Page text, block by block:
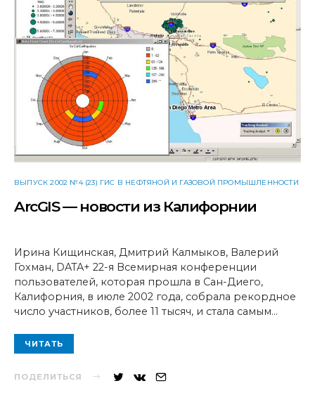
ВЫПУСК 2002 №4 (23) ГИС В НЕФТЯНОЙ И ГАЗОВОЙ ПРОМЫШЛЕННОСТИ
ArcGIS — новости из Калифорнии
Ирина Кищинская, Дмитрий Калмыков, Валерий
Гохман, DATA+ 22-я Всемирная конференции
пользователей, которая прошла в Сан-Диего,
Калифорния, в июле 2002 года, собрала рекордное
число участников, более 11 тысяч, и стала самым…
ЧИТАТЬ
ПОДЕЛИТЬСЯ